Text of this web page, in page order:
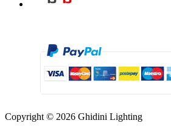
Copyright © 2026 Ghidini Lighting